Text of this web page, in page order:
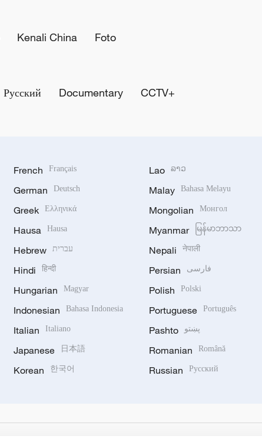
Kenali China Foto
Русский Documentary CCTV+
French Français
German Deutsch
Greek Ελληνικά
Hausa Hausa
Hebrew עברית
Hindi हिन्दी
Hungarian Magyar
Indonesian Bahasa Indonesia
Italian Italiano
Japanese 日本語
Korean 한국어
Lao ລາວ
Malay Bahasa Melayu
Mongolian Монгол
Myanmar မြန်မာဘာသာ
Nepali नेपाली
Persian فارسی
Polish Polski
Portuguese Português
Pashto پښتو
Romanian Română
Russian Русский